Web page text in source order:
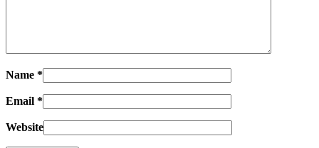
Name *
Email *
Website